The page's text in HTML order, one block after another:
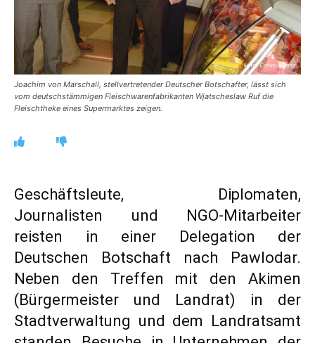
Joachim von Marschall, stellvertretender Deutscher Botschafter, lässt sich
vom deutschstämmigen Fleischwarenfabrikanten Wjatscheslaw Ruf die
Fleischtheke eines Supermarktes zeigen.
Geschäftsleute, Diplomaten,
Journalisten und NGO-Mitarbeiter
reisten in einer Delegation der
Deutschen Botschaft nach Pawlodar.
Neben den Treffen mit den Akimen
(Bürgermeister und Landrat) in der
Stadtverwaltung und dem Landratsamt